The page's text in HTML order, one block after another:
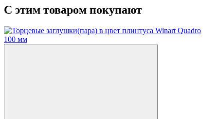
С этим товаром покупают